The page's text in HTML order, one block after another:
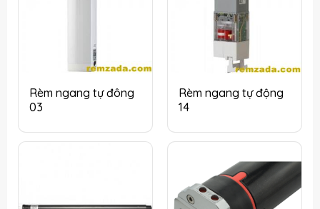
Rèm ngang tự đông
03
Rèm ngang tự động
14